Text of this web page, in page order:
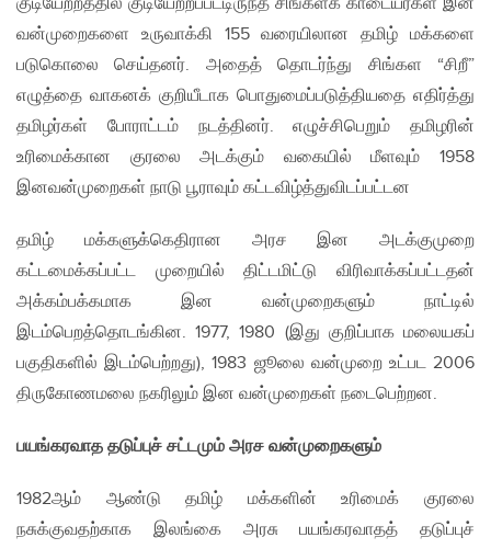
வன்முறைகளை உருவாக்கி 155 வரையிலான தமிழ் மக்களை
படுகொலை செய்தனர். அதைத் தொடர்ந்து சிங்கள “சிறீ”
எழுத்தை வாகனக் குறியீடாக பொதுமைப்படுத்தியதை எதிர்த்து
தமிழர்கள் போராட்டம் நடத்தினர். எழுச்சிபெறும் தமிழரின்
உரிமைக்கான குரலை அடக்கும் வகையில் மீளவும் 1958
இனவன்முறைகள் நாடு பூராவும் கட்டவிழ்த்துவிடப்பட்டன
தமிழ் மக்களுக்கெதிரான அரச இன அடக்குமுறை
கட்டமைக்கப்பட்ட முறையில் திட்டமிட்டு விரிவாக்கப்பட்டதன்
அக்கம்பக்கமாக இன வன்முறைகளும் நாட்டில்
இடம்பெறத்தொடங்கின. 1977, 1980 (இது குறிப்பாக மலையகப்
பகுதிகளில் இடம்பெற்றது), 1983 ஜூலை வன்முறை உட்பட 2006
திருகோணமலை நகரிலும் இன வன்முறைகள் நடைபெற்றன.
பயங்கரவாத தடுப்புச் சட்டமும் அரச வன்முறைகளும்
1982ஆம் ஆண்டு தமிழ் மக்களின் உரிமைக் குரலை
நசுக்குவதற்காக இலங்கை அரசு பயங்கரவாதத் தடுப்புச்